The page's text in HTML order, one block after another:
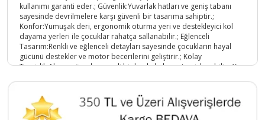
kullanımı garanti eder.; Güvenlik:Yuvarlak hatları ve geniş tabanı
sayesinde devrilmelere karşı güvenli bir tasarıma sahiptir.;
Konfor:Yumuşak deri, ergonomik oturma yeri ve destekleyici kol
dayama yerleri ile çocuklar rahatça sallanabilir.; Eğlenceli
Tasarım:Renkli ve eğlenceli detayları sayesinde çocukların hayal
gücünü destekler ve motor becerilerini geliştirir.; Kolay
Temizlik:Ahşap yüzeyler, nemli bir bezle kolayca temizlenebilir.; Yaş
Kurulumu kolaydır ve gerekli tüm parçalar kutu içinde mevcuttur.;
Ürün Ölçüleri:; Yükseklik: 50 cm Genişlik: 40 cm Uzunluk: 740 cm
Ürün Kodu :11016-0023400